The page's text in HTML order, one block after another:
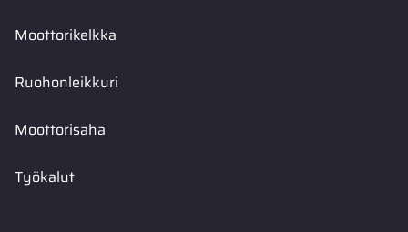
Moottorikelkka
Ruohonleikkuri
Moottorisaha
Työkalut